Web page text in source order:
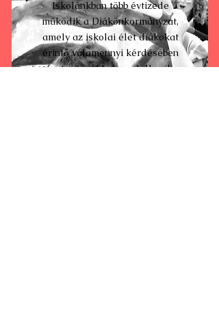
Iskolánkban több évtizede
működik a Diákönkormányzat,
amely az iskolai élet diákokat
érintő valamennyi kérdésében
fontos jogokkal rendelkezik.